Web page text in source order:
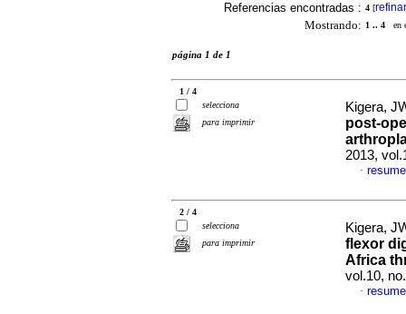
Referencias encontradas : 4 [refinar
Mostrando: 1 .. 4 en
página 1 de 1
1 / 4
selecciona
para imprimir
Kigera,
post-
2013,
·
2 / 4
selecciona
para imprimir
Kigera,
flexor
Africa
vol.10,
·